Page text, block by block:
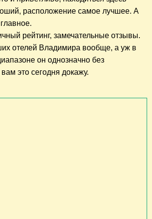
расположение самое лучшее. А
рейтинг, замечательные отзывы.
отелей Владимира вообще, а уж в
он однозначно без
это сегодня докажу.